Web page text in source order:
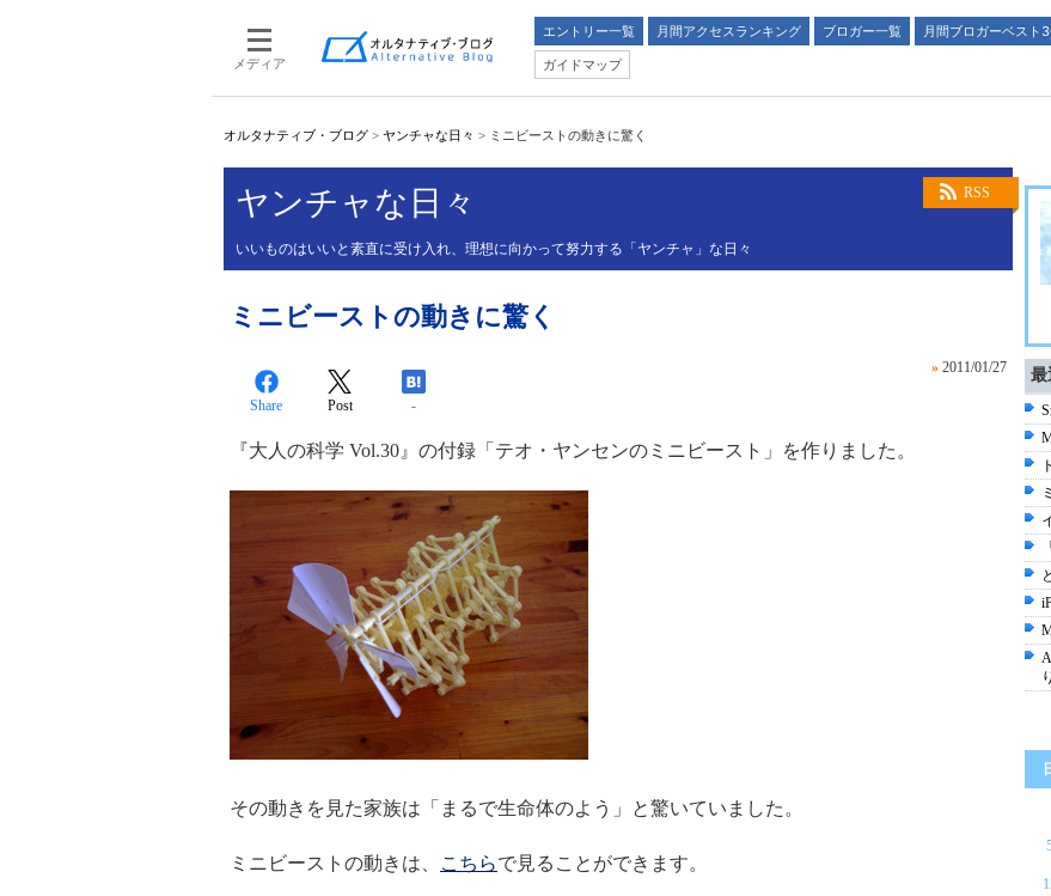
メディア
エントリー一覧 月間アクセスランキング ブロガー一覧
月間ブロガーベスト
ガイドマップ
オルタナティブ・ブログ > ヤンチャな日々 > ミニビーストの動きに驚く
RSS
ヤンチャな日々
いいものはいいと素直に受け入れ、理想に向かって努力する「ヤンチャ」な日々
ミニビーストの動きに驚く
» 2011/01/27
Share Post -
『大人の科学 Vol.30』の付録「テオ・ヤンセンのミニビースト」を作りました。
その動きを見た家族は「まるで生命体のよう」と驚いていました。
ミニビーストの動きは、 こちらで見ることができます。
最